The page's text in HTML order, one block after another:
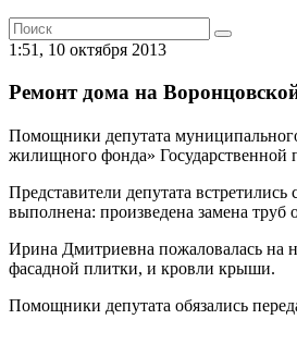
1:51, 10 октября 2013
Ремонт дома на
Помощники депутата
жилищного фонда»
Представители депутата
выполнена: произведена замена
Ирина Дмитриевна пожаловалась на
фасадной плитки, и кровли крыши.
Помощники депутата обязались